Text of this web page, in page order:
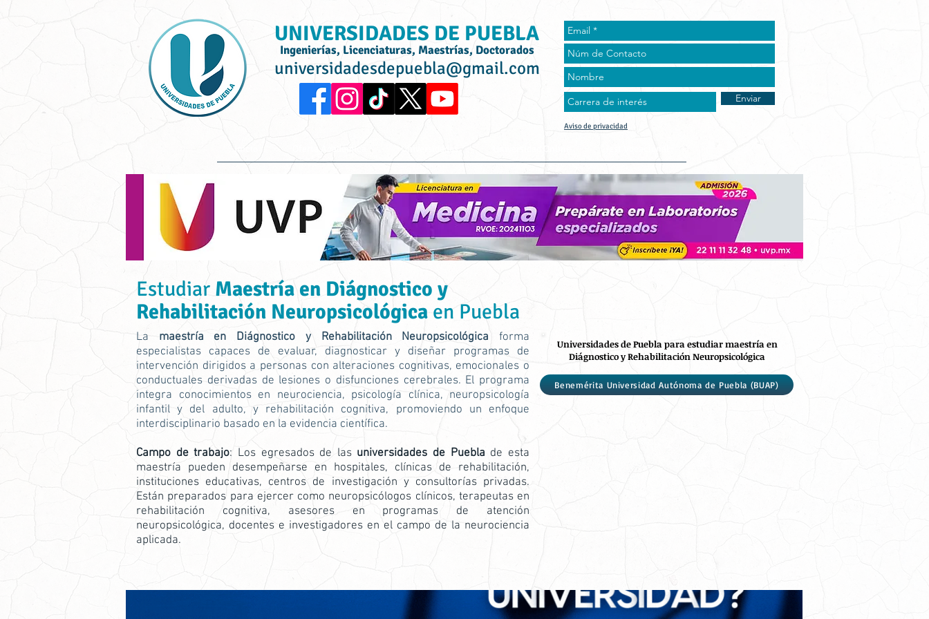
UNIVERSIDADES DE PUEBLA
Ingenierías, Licenciaturas, Maestrías, Doctorados
universidadesdepuebla@gmail.com
Enviar
Aviso de privacidad
Estudiar Maestría en Diágnostico y
Rehabilitación Neuropsicológica en Puebla
La maestría en Diágnostico y Rehabilitación Neuropsicológicaforma
especialistas capaces de evaluar, diagnosticar y diseñar programas de
intervención dirigidos a personas con alteraciones cognitivas, emocionales o
conductuales derivadas de lesiones o disfunciones cerebrales. El programa
integra conocimientos en neurociencia, psicología clínica, neuropsicología
infantil y del adulto, y rehabilitación cognitiva, promoviendo un enfoque
interdisciplinario basado en la evidencia científica.
Campo de trabajo: Los egresados de las universidades de Puebla de esta
maestría pueden desempeñarse en hospitales, clínicas de rehabilitación,
instituciones educativas, centros de investigación y consultorías privadas.
Están preparados para ejercer como neuropsicólogos clínicos, terapeutas en
rehabilitación cognitiva, asesores en programas de atención
neuropsicológica, docentes e investigadores en el campo de la neurociencia
aplicada.
Universidades de Puebla para estudiar maestría en
Diágnostico y Rehabilitación Neuropsicológica
Benemérita Universidad Autónoma de Puebla (BUAP)